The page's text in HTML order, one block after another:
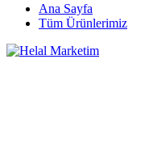
Ana Sayfa
Tüm Ürünlerimiz